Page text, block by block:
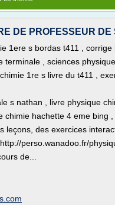
DE PROFESSEUR DE
1ere s bordas t411 ,
terminale , sciences
1re s livre du t411 ,
s nathan , livre physique
hachette 4 eme bing ,
leçons, des exercices
perso.wanadoo.fr/
de...